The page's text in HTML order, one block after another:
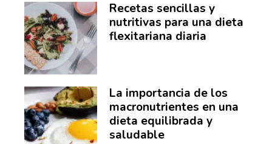
Recetas sencillas y
nutritivas para una dieta
flexitariana diaria
La importancia de los
macronutrientes en una
dieta equilibrada y
saludable